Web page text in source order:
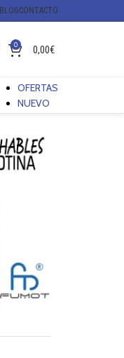
BLOGCONTACTO
0 0,00€
OFERTAS
NUEVO